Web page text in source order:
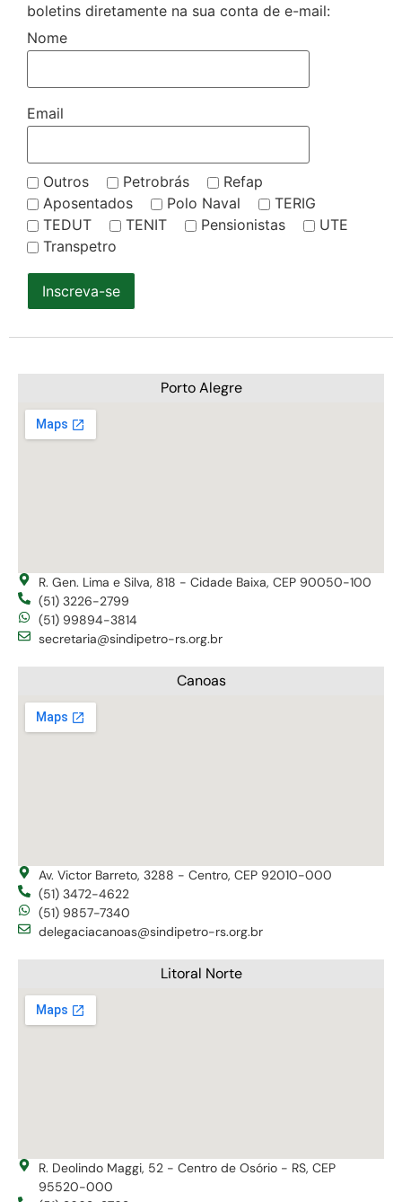
boletins diretamente na sua conta de e-mail:
Nome
Email
Outros Petrobrás
Refap
Aposentados
Polo Naval
TERIG
TEDUT
TENIT Pensionistas
UTE
Transpetro
Inscreva-se
Porto Alegre
R. Gen. Lima e Silva, 818 - Cidade Baixa, CEP 90050-100
(51) 3226-2799
(51) 99894-3814
secretaria@sindipetro-rs.org.br
Canoas
Av. Victor Barreto, 3288 - Centro, CEP 92010-000
(51) 3472-4622
(51) 9857-7340
delegaciacanoas@sindipetro-rs.org.br
Litoral Norte
R. Deolindo Maggi, 52 - Centro de Osório - RS, CEP
95520-000